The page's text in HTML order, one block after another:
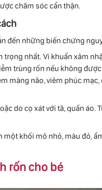
chăm sóc cẩn thận.
đến những biến chứng
nhất. Vi khuẩn xâm
trùng rốn nếu không
màng não, viêm phúc
do cọ xát với tã, quần áo.
một khối mô nhỏ, màu đỏ,
rốn cho bé